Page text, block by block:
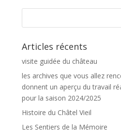
Articles récents
visite guidée du château
les archives que vous allez
donnent un aperçu du travail
pour la saison 2024/2025
Histoire du Châtel Vieil
Les Sentiers de la Mémoire